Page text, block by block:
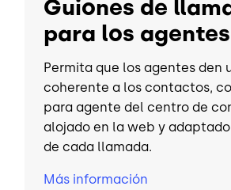
Guiones de
para los agentes
Permita que los agentes den
coherente a los contactos,
para agente del centro de
alojado en la web y
de cada llamada.
Más información